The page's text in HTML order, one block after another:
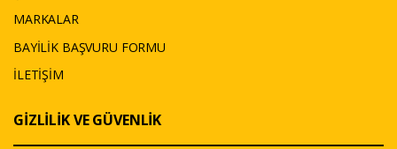
MARKALAR
BAYİLİK BAŞVURU FORMU
İLETİŞİM
GİZLİLİK VE GÜVENLİK